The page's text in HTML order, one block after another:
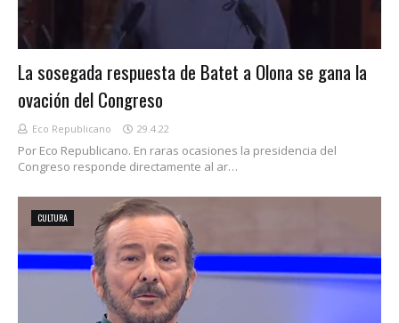
La sosegada respuesta de Batet a Olona se gana la
ovación del Congreso
Eco Republicano 29.4.22
Por Eco Republicano. En raras ocasiones la presidencia del
Congreso responde directamente al ar…
CULTURA